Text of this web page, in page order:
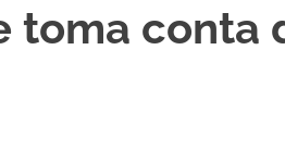
toma conta